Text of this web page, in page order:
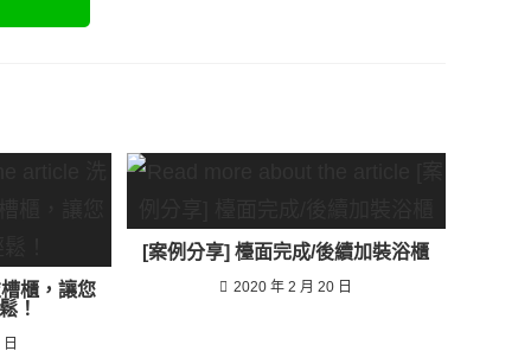
櫃，讓您
！
[案例分享] 檯面完成/後續加裝浴櫃
2020 年 2 月 20 日